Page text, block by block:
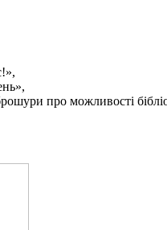
про можливості